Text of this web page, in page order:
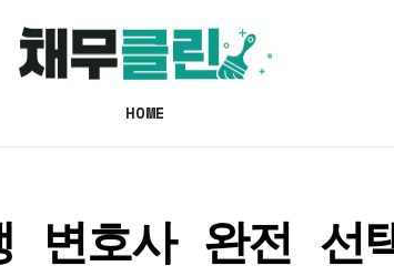
HOME
변호사 완전 선